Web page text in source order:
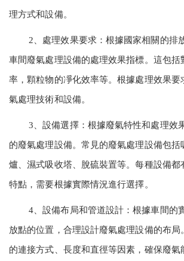
理方式和設備。
2、處理效果要求：根據國家相關的排
車間廢氣處理設備的處理效果指標。這包括
率，顆粒物的凈化效率等。根據處理效果要
氣處理技術和設備。
3、設備選擇：根據廢氣特性和處理效
的廢氣處理設備。常見的廢氣處理設備包括
爐、濕式吸收塔、脫硫裝置等。每種設備都
特點，需要根據實際情況進行選擇。
4、設備布局和管道設計：根據車間的
放點的位置，合理設計廢氣處理設備的布局
的連接方式、長度和直徑等因素，確保廢氣